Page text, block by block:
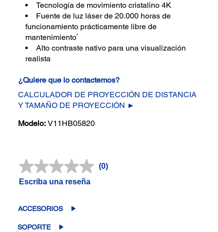
Tecnología de movimiento cristalino 4K
Fuente de luz láser de 20.000 horas de
funcionamiento prácticamente libre de
mantenimiento2
Alto contraste nativo para una visualización
realista
¿Quiere que lo contactemos?
CALCULADOR DE PROYECCIÓN DE DISTANCIA
Y TAMAÑO DE PROYECCIÓN ►
Modelo: V11HB05820
Sin
(0)
Escriba una reseña
ACCESORIOS
SOPORTE